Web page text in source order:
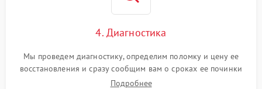
4. Диагностика
Мы проведем диагностику, определим поломку и цену ее
восстановления и сразу сообщим вам о сроках ее починки
Подробнее